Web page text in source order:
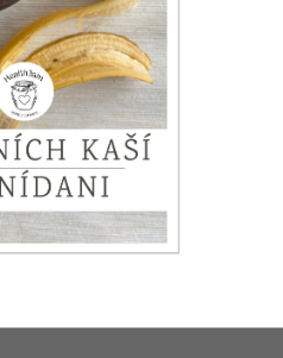
,rány revma,vředy
listů.